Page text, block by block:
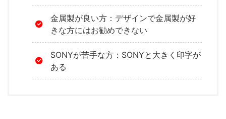
金属製が良い方：デザインで金属製が好
きな方にはお勧めできない
SONYが苦手な方：SONYと大きく印字が
ある